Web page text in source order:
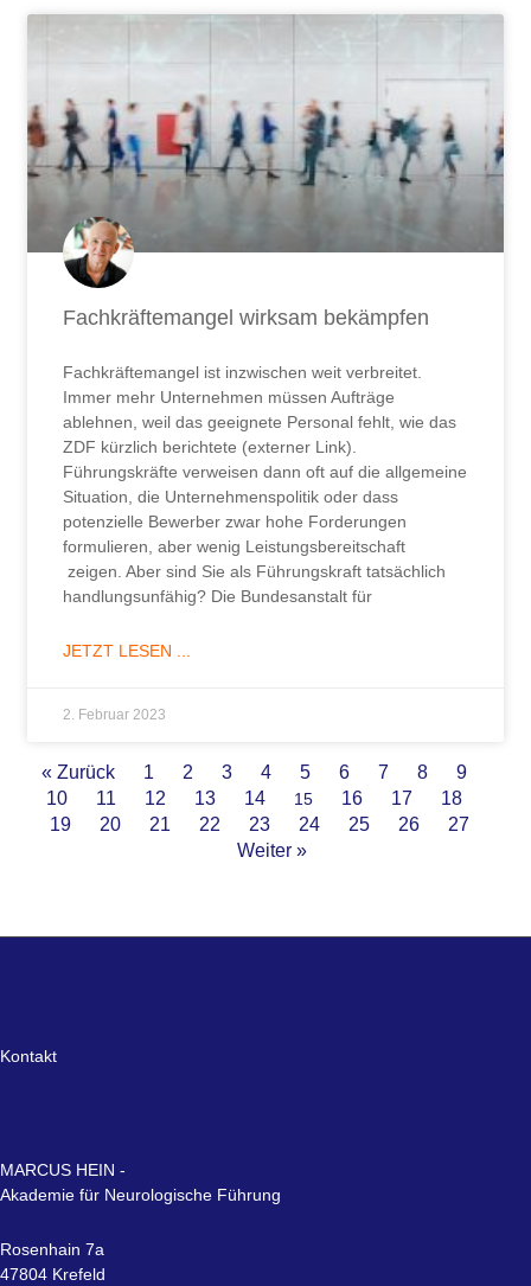
Fachkräftemangel wirksam bekämpfen
Fachkräftemangel ist inzwischen weit verbreitet.
Immer mehr Unternehmen müssen Aufträge
ablehnen, weil das geeignete Personal fehlt, wie das
ZDF kürzlich berichtete (externer Link).
Führungskräfte verweisen dann oft auf die allgemeine
Situation, die Unternehmenspolitik oder dass
potenzielle Bewerber zwar hohe Forderungen
formulieren, aber wenig Leistungsbereitschaft
zeigen. Aber sind Sie als Führungskraft tatsächlich
handlungsunfähig? Die Bundesanstalt für
JETZT LESEN ...
2. Februar 2023
« Zurück 1 2 3 4 5 6 7 8
9
10
11 12 13 14 15 16 17
18
19
20 21 22 23 24 25 26
27
Weiter »
Kontakt
MARCUS HEIN -
Akademie für Neurologische Führung
Rosenhain 7a
47804 Krefeld